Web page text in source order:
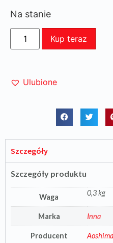
Na stanie
Kup teraz
Ulubione
Szczegóły
Szczegóły produktu
Waga 0,3 kg
Marka Inna
Producent Aoshima